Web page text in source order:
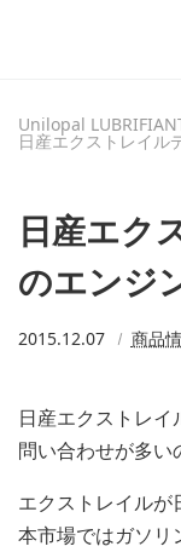
Unilopal
日産エクストレイル
日産エク
のエンジ
2015.12.07 商品
日産エクストレ
問い合わせが多い
エクストレイルが
本市場ではガソリ